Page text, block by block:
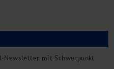
Newsletter mit Schwerpunkt